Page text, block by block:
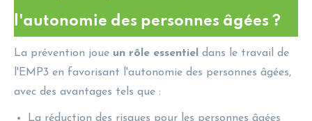
l'autonomie des personnes âgées ?
La prévention joue un rôle essentiel dans le travail de
l'EMP3 en favorisant l'autonomie des personnes âgées,
avec des avantages tels que :
La réduction des risques pour les personnes âgées